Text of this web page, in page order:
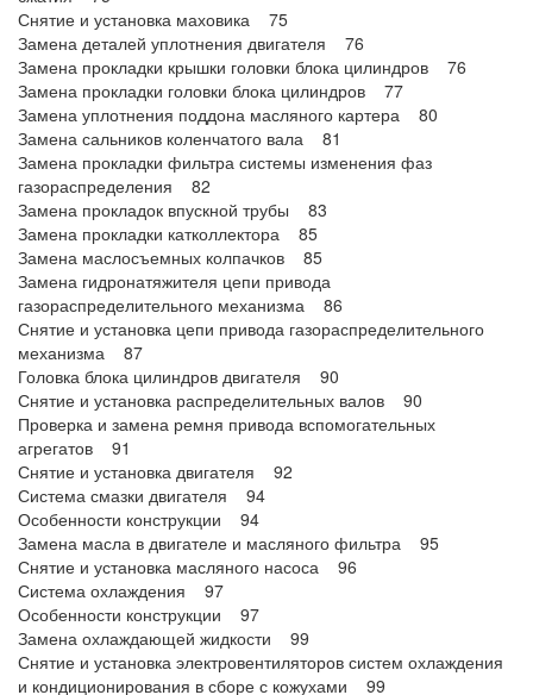
Снятие и установка маховика 75
Замена деталей уплотнения двигателя 76
Замена прокладки крышки головки блока цилиндров 76
Замена прокладки головки блока цилиндров 77
Замена уплотнения поддона масляного картера 80
Замена сальников коленчатого вала 81
Замена прокладки фильтра системы изменения фаз
газораспределения 82
Замена прокладок впускной трубы 83
Замена прокладки катколлектора 85
Замена маслосъемных колпачков 85
Замена гидронатяжителя цепи привода
газораспределительного механизма 86
Снятие и установка цепи привода газораспределительного
механизма 87
Головка блока цилиндров двигателя 90
Снятие и установка распределительных валов 90
Проверка и замена ремня привода вспомогательных
агрегатов 91
Снятие и установка двигателя 92
Система смазки двигателя 94
Особенности конструкции 94
Замена масла в двигателе и масляного фильтра 95
Снятие и установка масляного насоса 96
Система охлаждения 97
Особенности конструкции 97
Замена охлаждающей жидкости 99
Снятие и установка электровентиляторов систем охлаждения
и кондиционирования в сборе с кожухами 99